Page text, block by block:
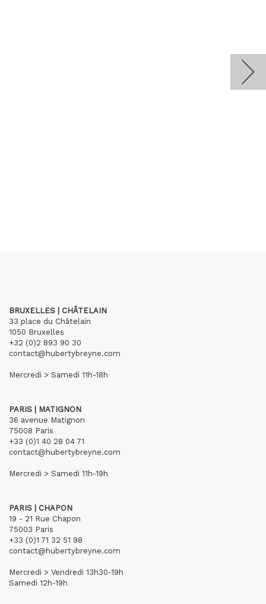
BRUXELLES | CHÂTELAIN
33 place du Châtelain
1050 Bruxelles
+32 (0)2 893 90 30
contact@hubertybreyne.com
Mercredi > Samedi 11h-18h
PARIS | MATIGNON
36 avenue Matignon
75008 Paris
+33 (0)1 40 28 04 71
contact@hubertybreyne.com
Mercredi > Samedi 11h-19h
PARIS | CHAPON
19 - 21 Rue Chapon
75003 Paris
+33 (0)1 71 32 51 98
contact@hubertybreyne.com
Mercredi > Vendredi 13h30-19h
Samedi 12h-19h